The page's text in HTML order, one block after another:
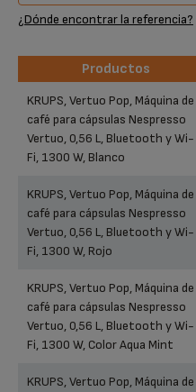
¿Dónde encontrar la referencia?
Productos
Productos
KRUPS, Vertuo Pop, Máquina de
café para cápsulas Nespresso
Vertuo, 0,56 L, Bluetooth y Wi-
Fi, 1300 W, Blanco
KRUPS, Vertuo Pop, Máquina de
café para cápsulas Nespresso
Vertuo, 0,56 L, Bluetooth y Wi-
Fi, 1300 W, Rojo
KRUPS, Vertuo Pop, Máquina de
café para cápsulas Nespresso
Vertuo, 0,56 L, Bluetooth y Wi-
Fi, 1300 W, Color Aqua Mint
KRUPS, Vertuo Pop, Máquina de